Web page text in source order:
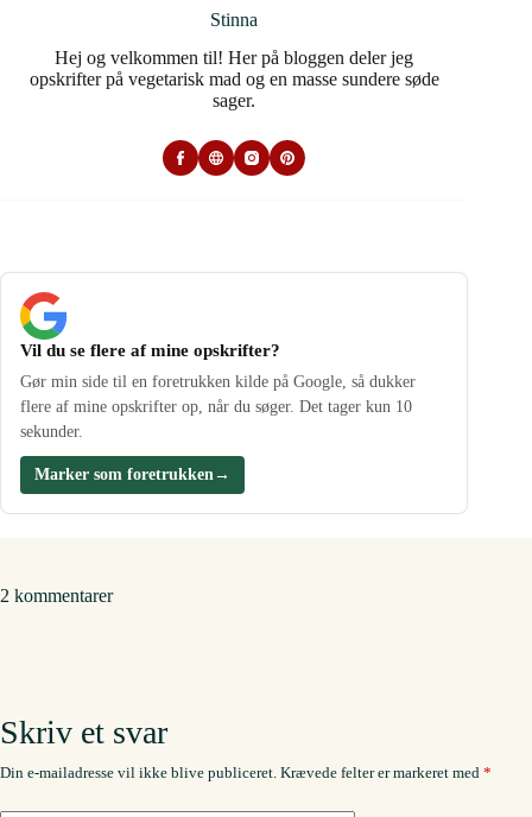
Stinna
Hej og velkommen til! Her på bloggen deler jeg
opskrifter på vegetarisk mad og en masse sundere søde
sager.
Vil du se flere af mine opskrifter?
Gør min side til en foretrukken kilde på Google, så dukker
flere af mine opskrifter op, når du søger. Det tager kun 10
sekunder.
Marker som foretrukken→
2 kommentarer
Skriv et svar
Din e-mailadresse vil ikke blive publiceret. Krævede felter er markeret med *